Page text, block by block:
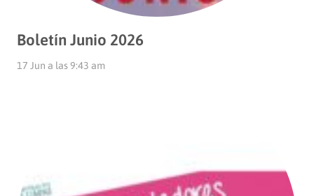
Boletín Junio 2026
17 Jun a las 9:43 am